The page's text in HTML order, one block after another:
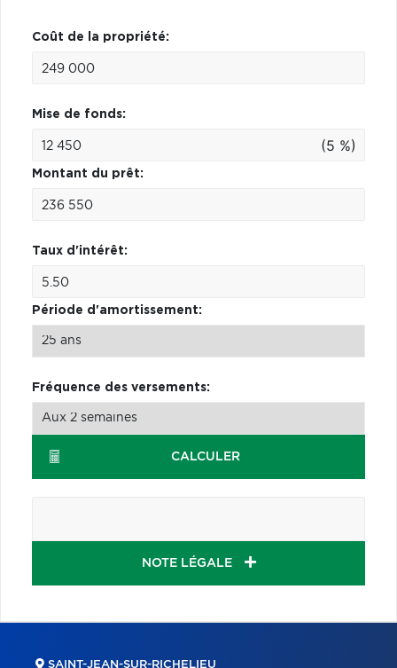
Coût de la propriété:
Mise de fonds:
(5 %)
Montant du prêt:
Taux d'intérêt:
Période d'amortissement:
Fréquence des versements:
CALCULER
NOTE LÉGALE
SAINT-JEAN-SUR-RICHELIEU